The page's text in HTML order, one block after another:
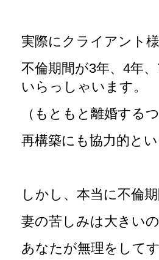
実際にクライアント様
不倫期間が3年、4年
いらっしゃいます。
（もともと離婚する
再構築にも協力的と
しかし、本当に不倫
妻の苦しみは大きいの
あなたが無理をして